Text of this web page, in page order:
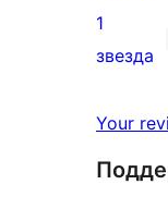
отзыв
2-
звездный
0
1
звезда
Your